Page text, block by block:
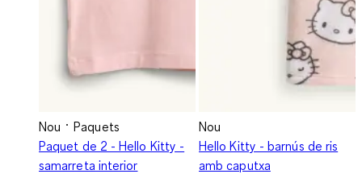
Nou
Paquets
Paquet de 2 - Hello Kitty -
samarreta interior
Nou
Hello Kitty - barnús de ris
amb caputxa